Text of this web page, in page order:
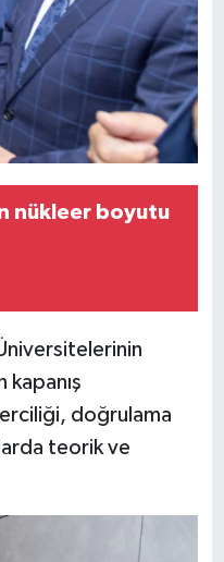
nükleer boyutu
doğrulama
teorik ve